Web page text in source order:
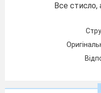
з номерами 1 та
Веселий клоун
квартирі живе
ІІІ. Повідомлення
Все стисло,